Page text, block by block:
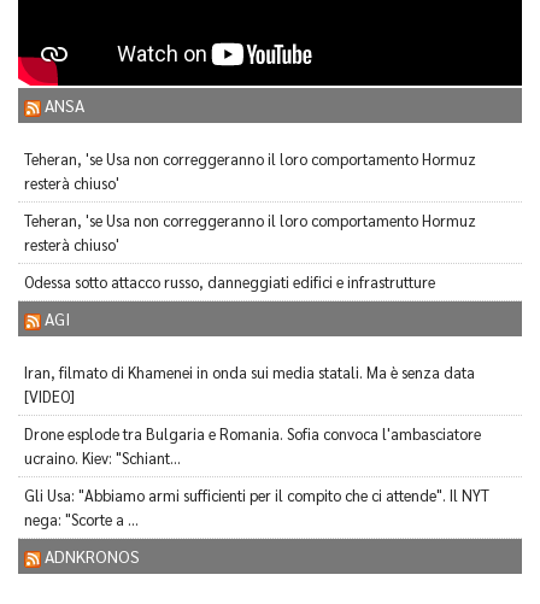
ANSA
Teheran, 'se Usa non correggeranno il loro comportamento Hormuz
resterà chiuso'
Teheran, 'se Usa non correggeranno il loro comportamento Hormuz
resterà chiuso'
Odessa sotto attacco russo, danneggiati edifici e infrastrutture
AGI
Iran, filmato di Khamenei in onda sui media statali. Ma è senza data
[VIDEO]
Drone esplode tra Bulgaria e Romania. Sofia convoca l'ambasciatore
ucraino. Kiev: "Schiant...
Gli Usa: "Abbiamo armi sufficienti per il compito che ci attende". Il NYT
nega: "Scorte a ...
ADNKRONOS